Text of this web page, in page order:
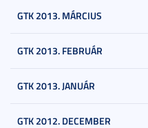
GTK 2013. MÁRCIUS
GTK 2013. FEBRUÁR
GTK 2013. JANUÁR
GTK 2012. DECEMBER